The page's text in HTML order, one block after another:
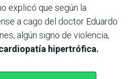
explicó que según la
a cago del doctor Eduardo
algún signo de violencia,
hipertrófica.